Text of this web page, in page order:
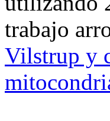
trabajo
Vilstrup y